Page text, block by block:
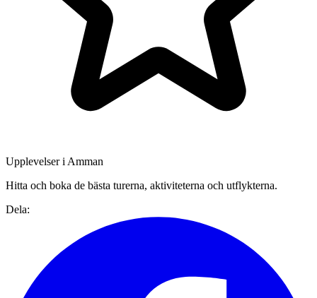
Upplevelser i Amman
Hitta och boka de bästa turerna, aktiviteterna och utflykterna.
Dela: